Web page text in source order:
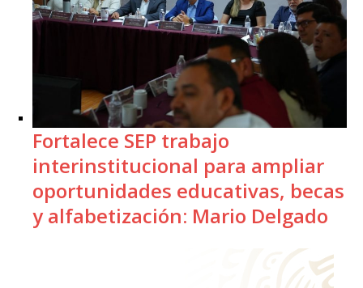
Fortalece SEP trabajo
interinstitucional para ampliar
oportunidades educativas, becas
y alfabetización: Mario Delgado